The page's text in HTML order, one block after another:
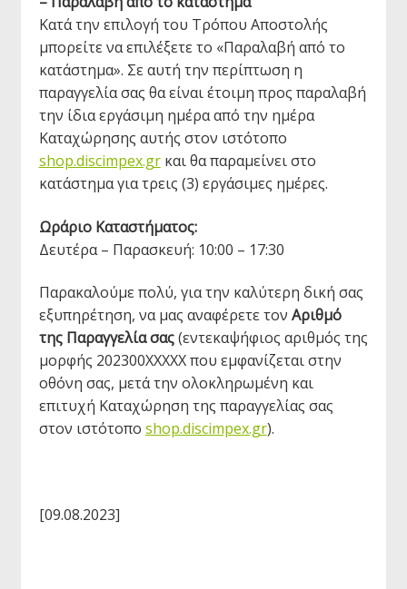
Κατά την επιλογή του Τρόπου Αποστολής
μπορείτε να επιλέξετε το «Παραλαβή από το
κατάστημα». Σε αυτή την περίπτωση η
παραγγελία σας θα είναι έτοιμη προς παραλαβή
την ίδια εργάσιμη ημέρα από την ημέρα
Καταχώρησης αυτής στον ιστότοπο
shop.discimpex.grκαι θα παραμείνει στο
κατάστημα για τρεις (3) εργάσιμες ημέρες.
Ωράριο Καταστήματος:
Δευτέρα – Παρασκευή: 10:00 – 17:30
Παρακαλούμε πολύ, για την καλύτερη δική σας
εξυπηρέτηση, να μας αναφέρετε τον Αριθμό
της Παραγγελία σας(εντεκαψήφιος αριθμός της
μορφής 202300XXXXX που εμφανίζεται στην
οθόνη σας, μετά την ολοκληρωμένη και
επιτυχή Καταχώρηση της παραγγελίας σας
στον ιστότοπο shop.discimpex.gr).
[09.08.2023]